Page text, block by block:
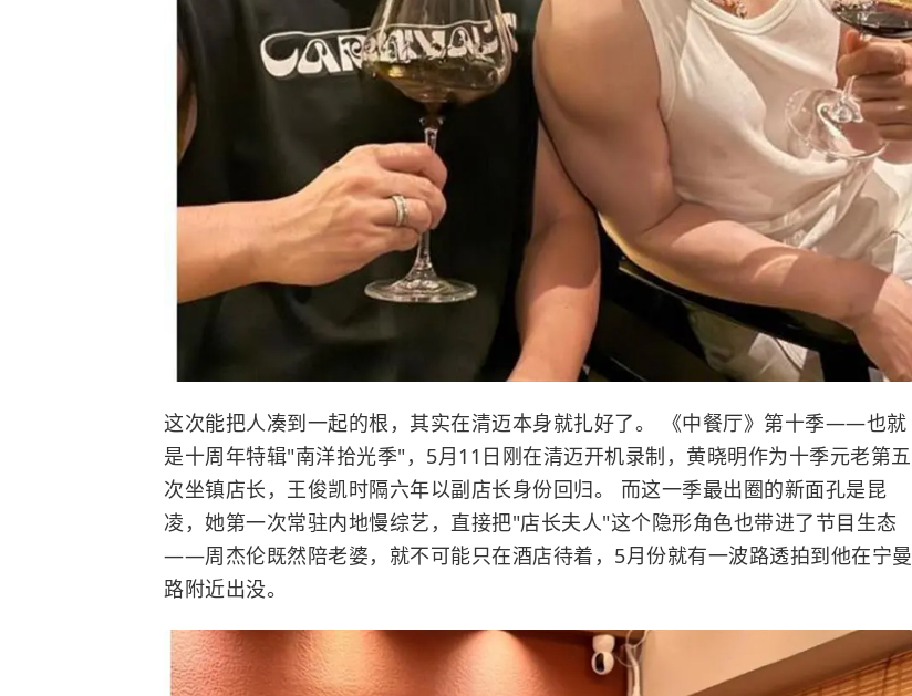
这次能把人凑到一起的根，其实在清迈本身就扎好了。 《中餐厅》第十季——也就
是十周年特辑"南洋拾光季"，5月11日刚在清迈开机录制，黄晓明作为十季元老第五
次坐镇店长，王俊凯时隔六年以副店长身份回归。 而这一季最出圈的新面孔是昆
凌，她第一次常驻内地慢综艺，直接把"店长夫人"这个隐形角色也带进了节目生态
——周杰伦既然陪老婆，就不可能只在酒店待着，5月份就有一波路透拍到他在宁曼
路附近出没。